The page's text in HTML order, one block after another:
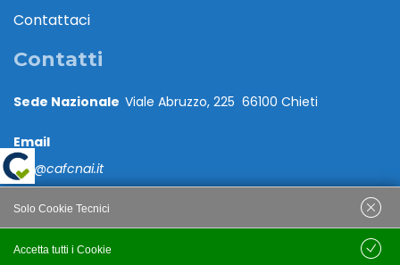
Contattaci
Contatti
Sede Nazionale Viale Abruzzo, 225 66100 Chieti
Email
caf@cafcnai.it
Posta Certificata
Accetta tutti i Cookie
Solo Cookie Tecnici
Salva